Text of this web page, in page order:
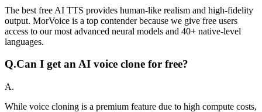
The best free AI TTS provides human-like realism and high-fidelity
output. MorVoice is a top contender because we give free users
access to our most advanced neural models and 40+ native-level
languages.
Q.Can I get an AI voice clone for free?
A.
While voice cloning is a premium feature due to high compute costs,